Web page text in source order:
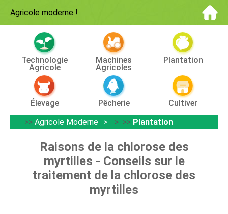
Agricole moderne !
Technologie
Agricole
Machines
Agricoles
Plantation
Élevage Pêcherie
Cultiver
>> Agricole Moderne > >> Plantation
Raisons de la chlorose des
myrtilles - Conseils sur le
traitement de la chlorose des
myrtilles